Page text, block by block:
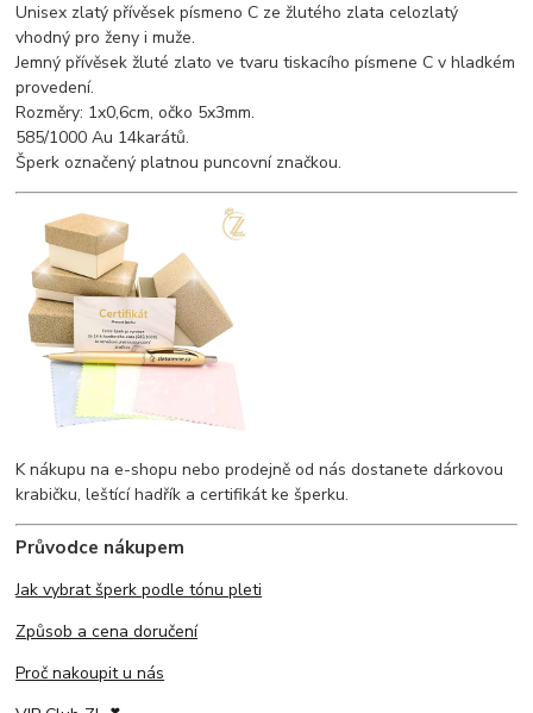
Unisex zlatý přívěsek písmeno C ze žlutého zlata celozlatý
vhodný pro ženy i muže.
Jemný přívěsek žluté zlato ve tvaru tiskacího písmene C v hladkém
provedení.
Rozměry: 1x0,6cm, očko 5x3mm.
585/1000 Au 14karátů.
Šperk označený platnou puncovní značkou.
K nákupu na e-shopu nebo prodejně od nás dostanete dárkovou
krabičku, leštící hadřík a certifikát ke šperku.
Průvodce nákupem
Jak vybrat šperk podle tónu pleti
Způsob a cena doručení
Proč nakoupit u nás